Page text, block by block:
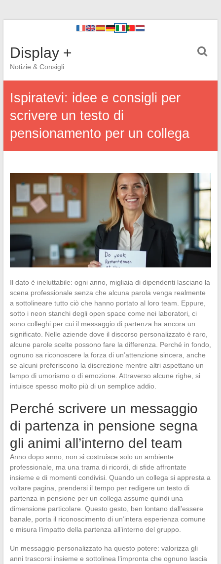
Display +
Notizie & Consigli
Ispiratevi: idee e consigli per
scrivere un testo di
pensionamento per un collega
Il dato è ineluttabile: ogni anno, migliaia di dipendenti lasciano la
scena professionale senza che alcuna parola venga realmente
a sottolineare tutto ciò che hanno portato al loro team. Eppure,
sotto i neon stanchi degli open space come nei laboratori, ci
sono colleghi per cui il messaggio di partenza ha ancora un
significato. Nelle aziende dove il discorso personalizzato è raro,
alcune parole scelte possono fare la differenza. Perché in fondo,
ognuno sa riconoscere la forza di un’attenzione sincera, anche
se alcuni preferiscono la discrezione mentre altri aspettano un
lampo di umorismo o di emozione. Attraverso alcune righe, si
intuisce spesso molto più di un semplice addio.
Perché scrivere un messaggio
di partenza in pensione segna
gli animi all’interno del team
Anno dopo anno, non si costruisce solo un ambiente
professionale, ma una trama di ricordi, di sfide affrontate
insieme e di momenti condivisi. Quando un collega si appresta a
voltare pagina, prendersi il tempo per redigere un testo di
partenza in pensione per un collega assume quindi una
dimensione particolare. Questo gesto, ben lontano dall’essere
banale, porta il riconoscimento di un’intera esperienza comune
e misura l’impatto della partenza all’interno del gruppo.
Un messaggio personalizzato ha questo potere: valorizza gli
anni trascorsi insieme e sottolinea l’impronta che ognuno lascia